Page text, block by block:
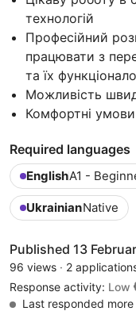
технологій
Професійний
працювати з
та їх
Можливість
Комфортні умови
Required languages
EnglishA1 -
UkrainianNative
Published 13
96 views · 2
Response activity: Low
Last responded